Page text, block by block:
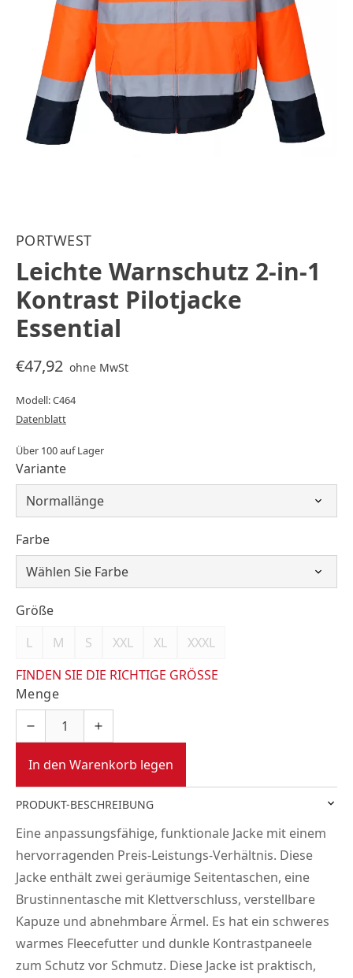
PORTWEST
Leichte Warnschutz 2-in-1
Kontrast Pilotjacke
Essential
€47,92 ohne MwSt
Modell: C464
Datenblatt
Über 100 auf Lager
Variante
Farbe
Größe
L
M S XXL XL
XXXL
FINDEN SIE DIE RICHTIGE GRÖSSE
Menge
In den Warenkorb legen
PRODUKT-BESCHREIBUNG
Eine anpassungsfähige, funktionale Jacke mit einem
hervorragenden Preis-Leistungs-Verhältnis. Diese
Jacke enthält zwei geräumige Seitentaschen, eine
Brustinnentasche mit Klettverschluss, verstellbare
Kapuze und abnehmbare Ärmel. Es hat ein schweres
warmes Fleecefutter und dunkle Kontrastpaneele
zum Schutz vor Schmutz. Diese Jacke ist praktisch,